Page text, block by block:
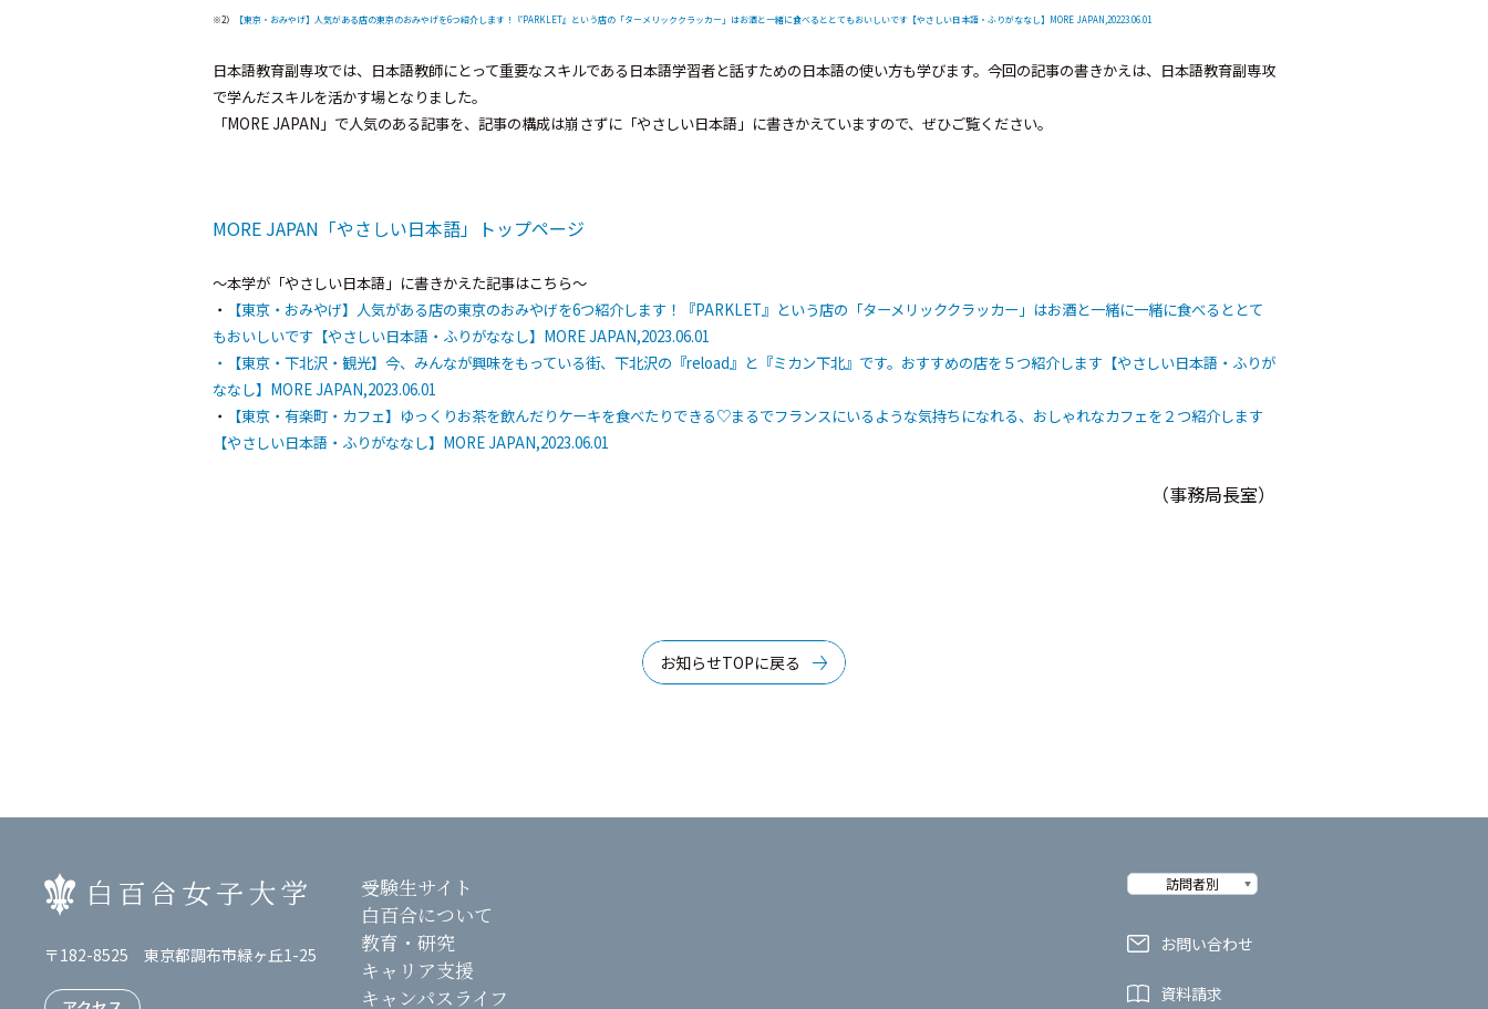
※2） 【東京・おみやげ】人気がある店の東京のおみやげを6つ紹介します！『PARKLET』という店の「ターメリッククラッカー」はお酒と一緒に食べるととてもおいしいです【やさしい日本語・ふりがななし】MORE JAPAN,20223.06.01
日本語教育副専攻では、日本語教師にとって重要なスキルである日本語学習者と話すための日本語の使い方も学びます。 今回の記事の書きかえは、日本語教育副専攻
で学んだスキルを活かす場となりました。
「MORE JAPAN」で人気のある記事を、記事の構成は崩さずに「やさしい日本語」に書きかえていますので、ぜひご覧ください。
MORE JAPAN「やさしい日本語」トップページ
～本学が「やさしい日本語」に書きかえた記事はこちら～
・
【東京・おみやげ】人気がある店の東京のおみやげを6つ紹介します！『PARKLET』という店の「ターメリッククラッカー」はお酒と一緒に一緒に食べるととて
もおいしいです【やさしい日本語・ふりがななし】MORE JAPAN,2023.06.01
・【東京・下北沢・観光】今、みんなが興味をもっている街、下北沢の『reload』と『ミカン下北』です。おすすめの店を５つ紹介します【やさしい日本語・ふりが
ななし】MORE JAPAN,2023.06.01
・
【東京・有楽町・カフェ】ゆっくりお茶を飲んだりケーキを食べたりできる♡まるでフランスにいるような気持ちになれる、おしゃれなカフェを２つ紹介します
【やさしい日本語・ふりがななし】MORE JAPAN,2023.06.01
（事務局長室）
お知らせTOPに戻る
〒182-8525 東京都調布市緑ヶ丘1-25
受験生サイト
白百合について
教育・研究
キャリア支援
キャンパスライフ
訪問者別
お問い合わせ
資料請求